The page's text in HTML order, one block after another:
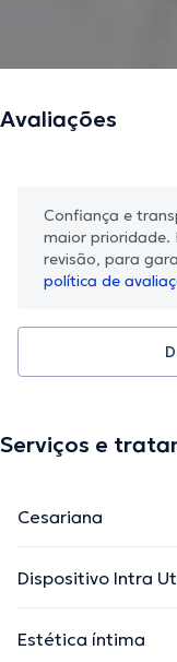
Avaliações
Confiança e
maior prioridade.
revisão, para
política de
Serviços e
Cesariana
Dispositivo Intra
Estética íntima